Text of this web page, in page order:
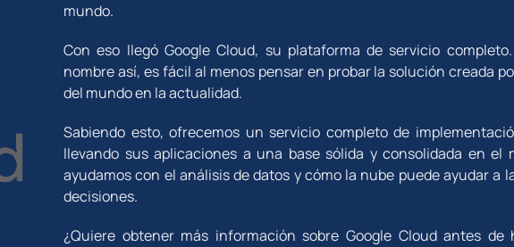
mundo.
Con eso llegó Google Cloud, su plataforma de servicio
nombre así, es fácil al menos pensar en probar la solución creada
del mundo en la actualidad.
Sabiendo esto, ofrecemos un servicio completo de
llevando sus aplicaciones a una base sólida y consolidada en el
ayudamos con el análisis de datos y cómo la nube puede ayudar a
decisiones.
¿Quiere obtener más información sobre Google Cloud antes